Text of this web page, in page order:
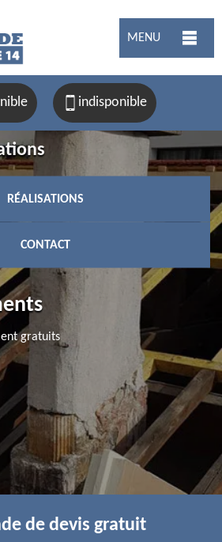
MENU
indisponible
RÉALISATIONS
CONTACT
gratuits
de devis gratuit